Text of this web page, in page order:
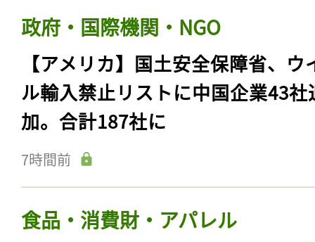
政府・国際機関・NGO
【アメリカ】国土安全保障省、ウ
ル輸入禁止リストに中国企業43社
加。合計187社に
7時間前
食品・消費財・アパレル